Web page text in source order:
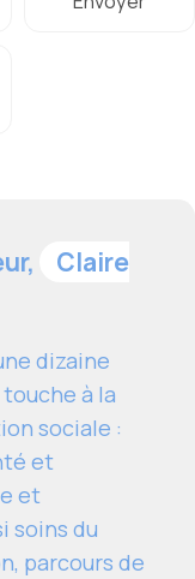
Claire
dizaine
à la
sociale :
et
et
soins du
parcours de